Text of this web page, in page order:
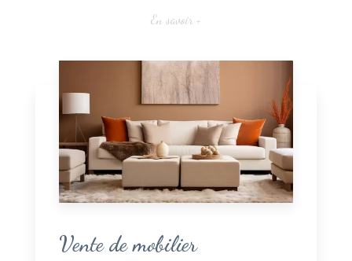
En savoir +
Vente de mobilier